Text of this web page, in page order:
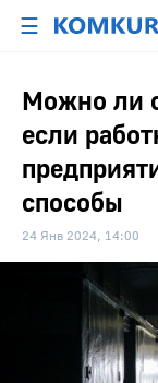
☰
Можно ли
если
способы
24 Янв 2024, 14:00